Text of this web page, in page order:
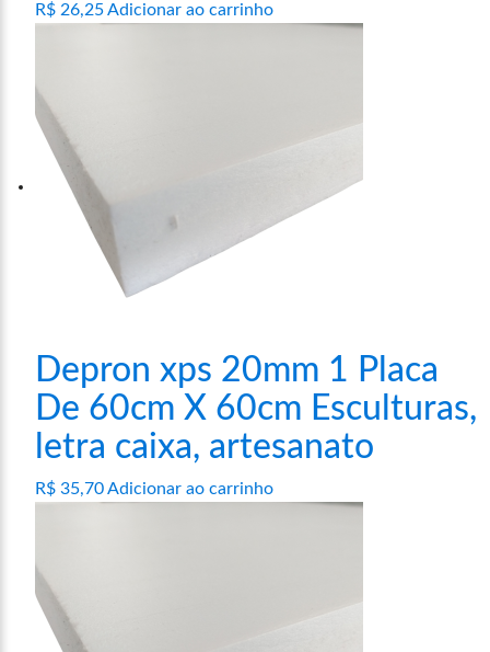
R$ 26,25Adicionar ao carrinho
Depron xps 20mm 1 Placa
De 60cm X 60cm Esculturas,
letra caixa, artesanato
R$ 35,70Adicionar ao carrinho